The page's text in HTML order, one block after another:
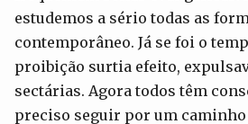
estudemos a sério todas as
contemporâneo. Já se foi o
proibição surtia efeito,
sectárias. Agora todos têm
preciso seguir por um caminho